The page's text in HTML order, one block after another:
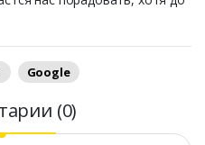
Google
(0)